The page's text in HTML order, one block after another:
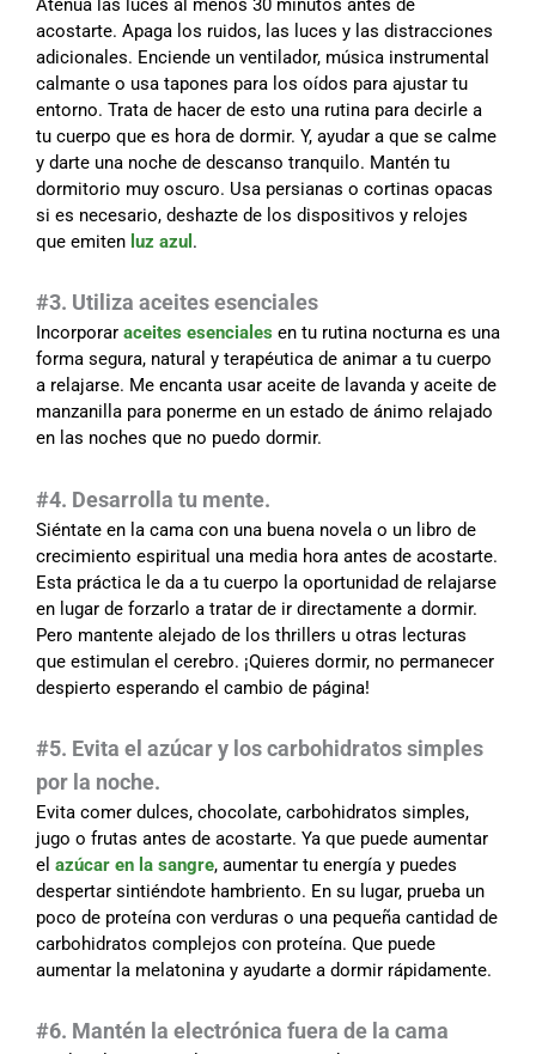
Atenúa las luces al menos 30 minutos antes de
acostarte. Apaga los ruidos, las luces y las distracciones
adicionales. Enciende un ventilador, música instrumental
calmante o usa tapones para los oídos para ajustar tu
entorno. Trata de hacer de esto una rutina para decirle a
tu cuerpo que es hora de dormir. Y, ayudar a que se calme
y darte una noche de descanso tranquilo. Mantén tu
dormitorio muy oscuro. Usa persianas o cortinas opacas
si es necesario, deshazte de los dispositivos y relojes
que emiten luz azul .
#3. Utiliza aceites esenciales
Incorporar aceites esenciales en tu rutina nocturna es una
forma segura, natural y terapéutica de animar a tu cuerpo
a relajarse. Me encanta usar aceite de lavanda y aceite de
manzanilla para ponerme en un estado de ánimo relajado
en las noches que no puedo dormir.
#4. Desarrolla tu mente.
Siéntate en la cama con una buena novela o un libro de
crecimiento espiritual una media hora antes de acostarte.
Esta práctica le da a tu cuerpo la oportunidad de relajarse
en lugar de forzarlo a tratar de ir directamente a dormir.
Pero mantente alejado de los thrillers u otras lecturas
que estimulan el cerebro. ¡Quieres dormir, no permanecer
despierto esperando el cambio de página!
#5. Evita el azúcar y los carbohidratos simples
por la noche.
Evita comer dulces, chocolate, carbohidratos simples,
jugo o frutas antes de acostarte. Ya que puede aumentar
el azúcar en la sangre, aumentar tu energía y puedes
despertar sintiéndote hambriento. En su lugar, prueba un
poco de proteína con verduras o una pequeña cantidad de
carbohidratos complejos con proteína. Que puede
aumentar la melatonina y ayudarte a dormir rápidamente.
#6. Mantén la electrónica fuera de la cama